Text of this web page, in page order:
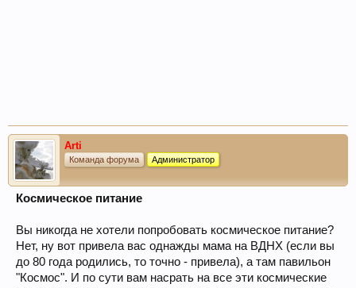
Arti
Команда форума Администратор
Космическое питание
Вы никогда не хотели попробовать космическое питание?
Нет, ну вот привела вас однажды мама на ВДНХ (если вы
до 80 года родились, то точно - привела), а там павильон
"Космос". И по сути вам насрать на все эти космические